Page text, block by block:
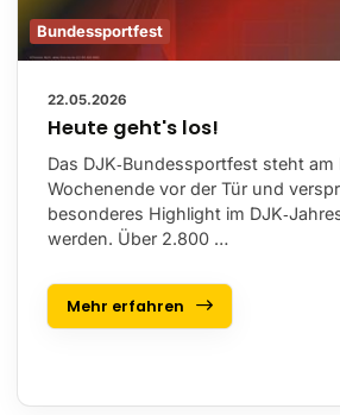
Bundessportfest
22.05.2026
Heute geht's los!
Das DJK‑Bundessportfest steht
Wochenende vor der Tür und
besonderes Highlight im
werden. Über 2.800 …
Mehr erfahren